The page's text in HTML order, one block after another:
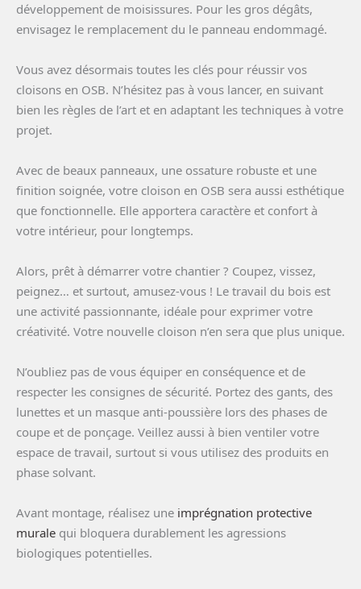
développement de moisissures. Pour les gros dégâts,
envisagez le remplacement du le panneau endommagé.
Vous avez désormais toutes les clés pour réussir vos
cloisons en OSB. N’hésitez pas à vous lancer, en suivant
bien les règles de l’art et en adaptant les techniques à votre
projet.
Avec de beaux panneaux, une ossature robuste et une
finition soignée, votre cloison en OSB sera aussi esthétique
que fonctionnelle. Elle apportera caractère et confort à
votre intérieur, pour longtemps.
Alors, prêt à démarrer votre chantier ? Coupez, vissez,
peignez… et surtout, amusez-vous ! Le travail du bois est
une activité passionnante, idéale pour exprimer votre
créativité. Votre nouvelle cloison n’en sera que plus unique.
N’oubliez pas de vous équiper en conséquence et de
respecter les consignes de sécurité. Portez des gants, des
lunettes et un masque anti-poussière lors des phases de
coupe et de ponçage. Veillez aussi à bien ventiler votre
espace de travail, surtout si vous utilisez des produits en
phase solvant.
Avant montage, réalisez une imprégnation protective
murale qui bloquera durablement les agressions
biologiques potentielles.